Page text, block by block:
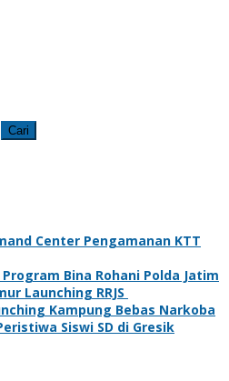
Center Pengamanan KTT
Bina Rohani Polda Jatim
Launching RRJS
Kampung Bebas Narkoba
Siswi SD di Gresik